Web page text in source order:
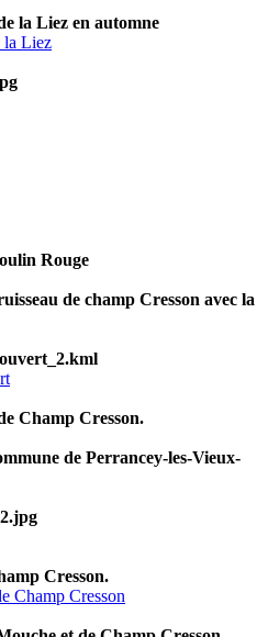
la Liez en automne
la Liez
Rouge
de champ Cresson avec la
Champ Cresson.
de Perrancey-les-Vieux-
Cresson.
Champ Cresson